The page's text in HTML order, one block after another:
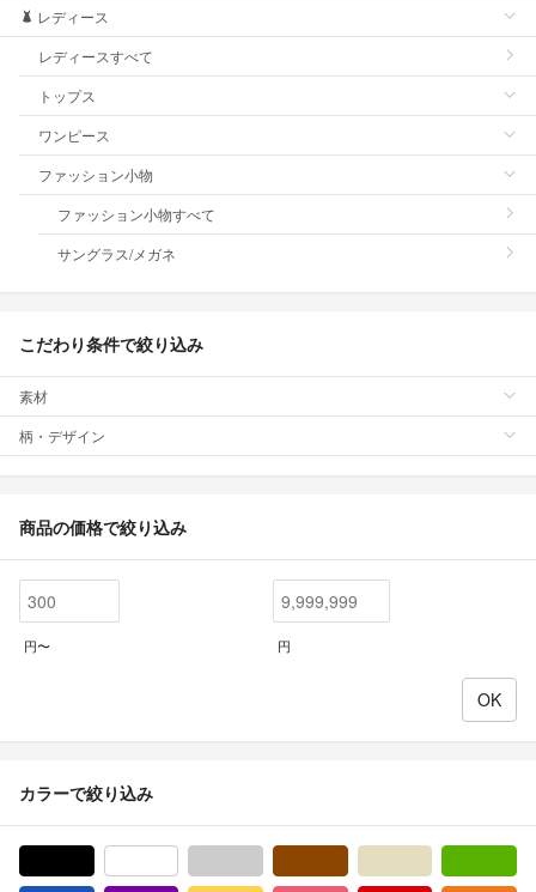
レディース
レディースすべて
トップス
ワンピース
ファッション小物
ファッション小物すべて
サングラス/メガネ
こだわり条件で絞り込み
素材
柄・デザイン
商品の価格で絞り込み
円〜 円
カラーで絞り込み